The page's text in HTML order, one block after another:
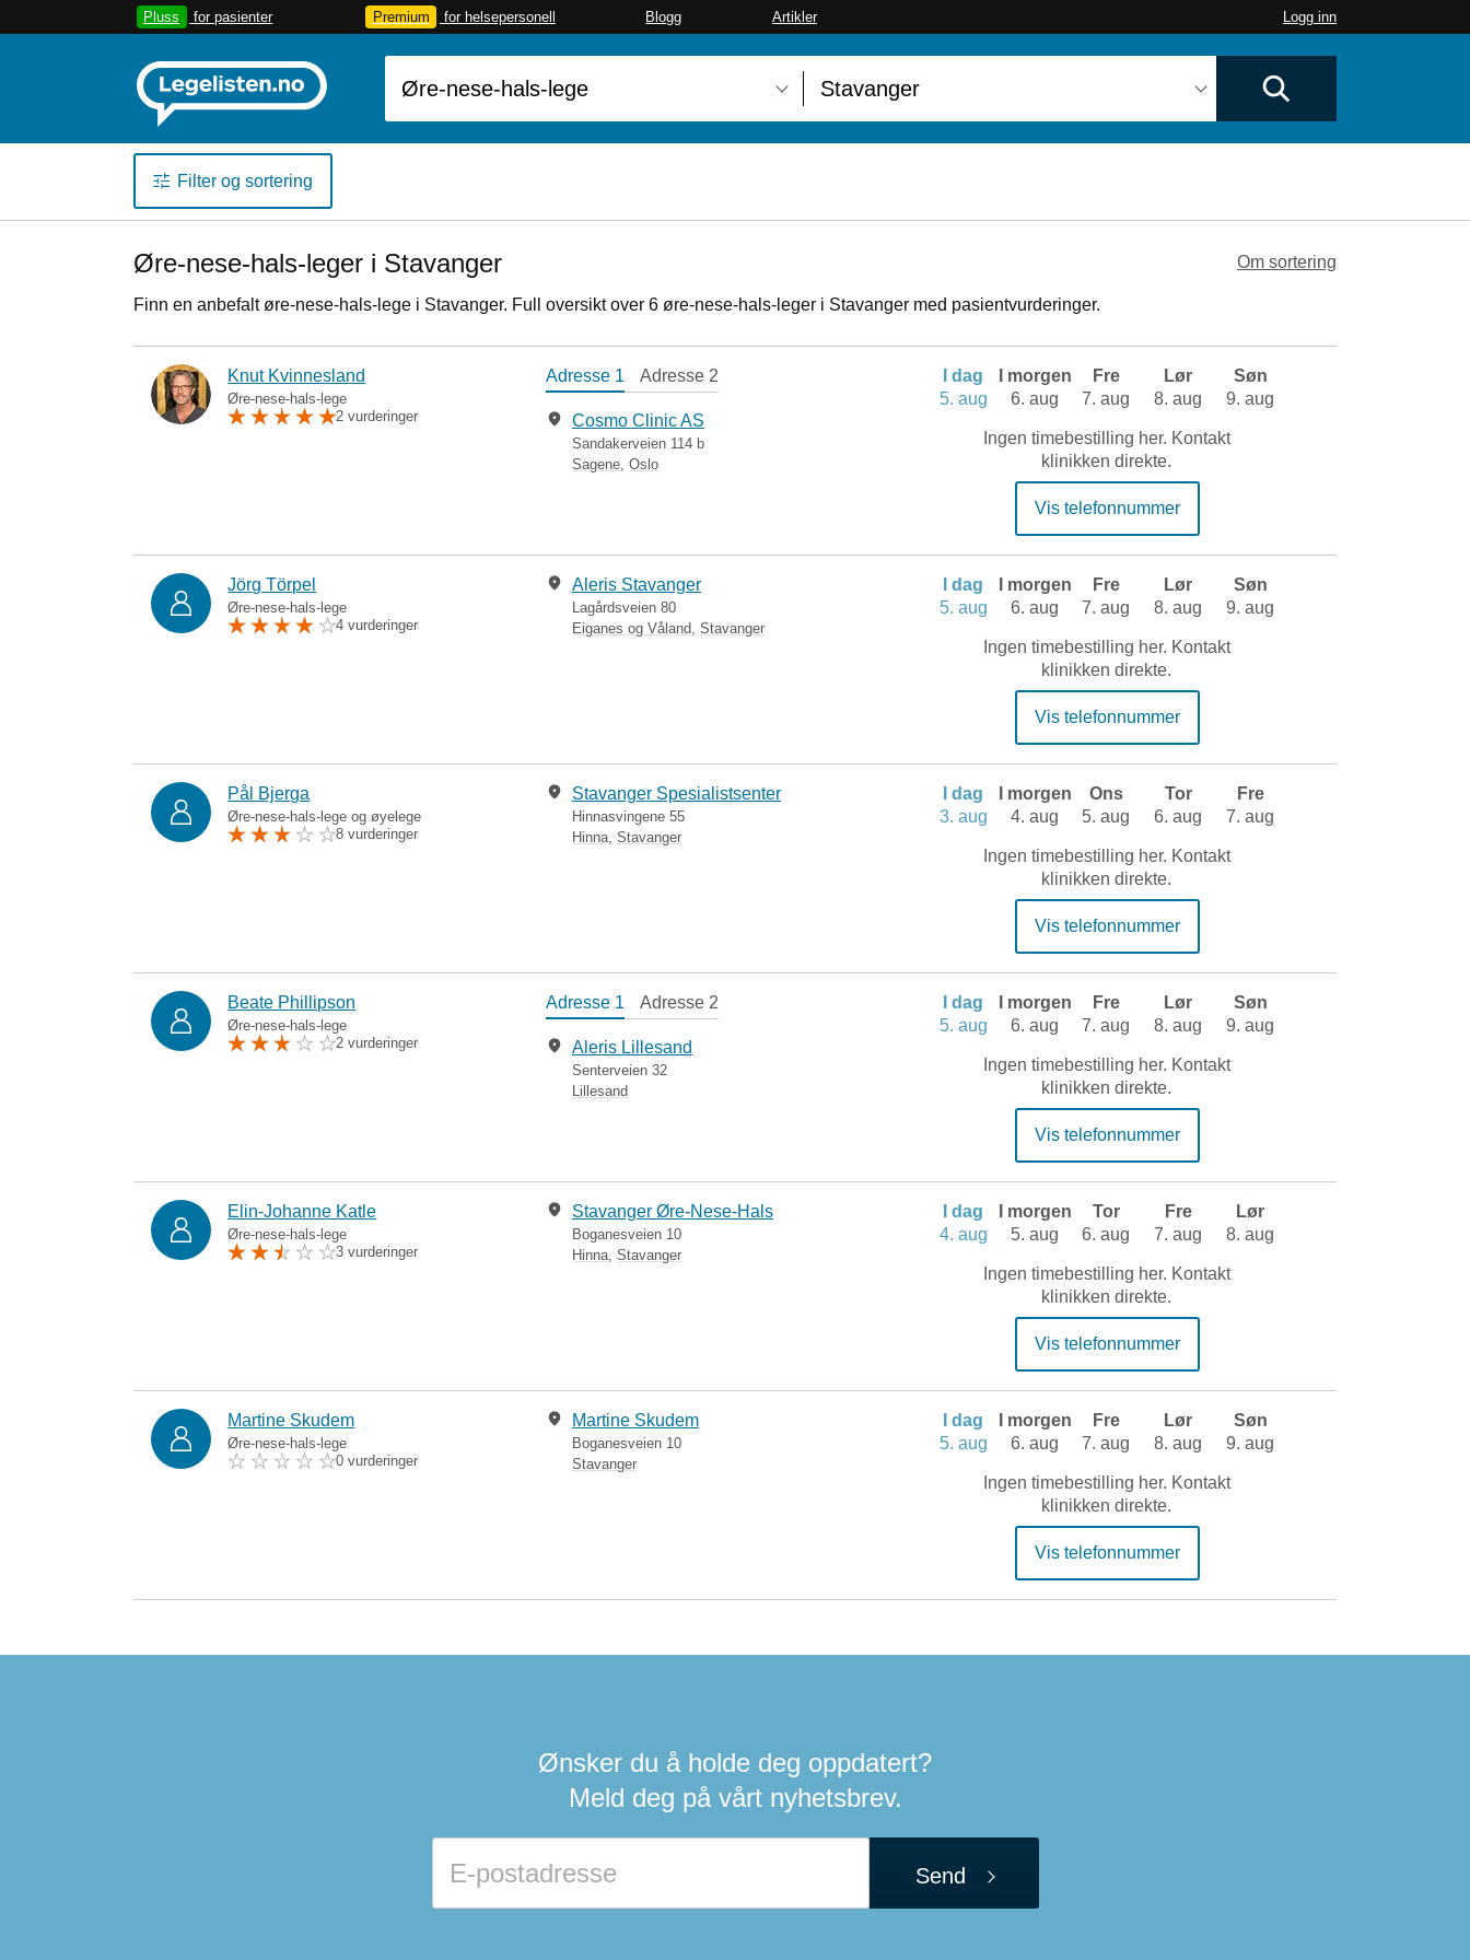
Pluss for pasienter Premium for helsepersonell Blogg Artikler Logg inn
Filter og sortering
Øre-nese-hals-leger i Stavanger
Finn en anbefalt øre-nese-hals-lege i Stavanger. Full oversikt over 6 øre-nese-hals-leger i Stavanger med pasientvurderinger.
Om sortering
Knut Kvinnesland
Øre-nese-hals-lege
2 vurderinger
Adresse 1 Adresse 2
Cosmo Clinic AS
Sandakerveien 114 b
Sagene Oslo
I dag
5. aug
I morgen
6. aug
Fre
7. aug
Lør
8. aug
Søn
9. aug
Ingen timebestilling her. Kontakt
klinikken direkte.
Vis telefonnummer
Jörg Törpel
Øre-nese-hals-lege
4 vurderinger
Aleris Stavanger
Lagårdsveien 80
Eiganes og Våland Stavanger
I dag
5. aug
I morgen
6. aug
Fre
7. aug
Lør
8. aug
Søn
9. aug
Ingen timebestilling her. Kontakt
klinikken direkte.
Vis telefonnummer
Pål Bjerga
Øre-nese-hals-lege og øyelege
8 vurderinger
Stavanger Spesialistsenter
Hinnasvingene 55
Hinna Stavanger
I dag
3. aug
I morgen
4. aug
Ons
5. aug
Tor
6. aug
Fre
7. aug
Ingen timebestilling her. Kontakt
klinikken direkte.
Vis telefonnummer
Beate Phillipson
Øre-nese-hals-lege
2 vurderinger
Adresse 1 Adresse 2
Aleris Lillesand
Senterveien 32
Lillesand
I dag
5. aug
I morgen
6. aug
Fre
7. aug
Lør
8. aug
Søn
9. aug
Ingen timebestilling her. Kontakt
klinikken direkte.
Vis telefonnummer
Elin-Johanne​​​ Katle
Øre-nese-hals-lege
3 vurderinger
Stavanger Øre-Nese-Hals
Boganesveien 10
Hinna Stavanger
I dag
4. aug
I morgen
5. aug
Tor
6. aug
Fre
7. aug
Lør
8. aug
Ingen timebestilling her. Kontakt
klinikken direkte.
Vis telefonnummer
Martine Skudem
Øre-nese-hals-lege
0 vurderinger
Martine Skudem
Boganesveien 10
Stavanger
I dag
5. aug
I morgen
6. aug
Fre
7. aug
Lør
8. aug
Søn
9. aug
Ingen timebestilling her. Kontakt
klinikken direkte.
Vis telefonnummer
Ønsker du å holde deg oppdatert?
Meld deg på vårt nyhetsbrev.
Send